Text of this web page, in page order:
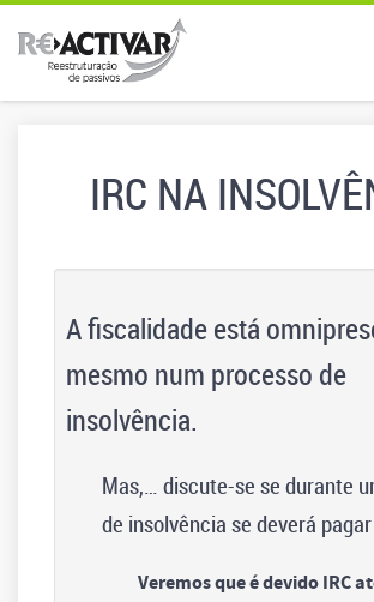
IRC NA
A fiscalidade está
mesmo num processo de
insolvência.
Mas,… discute-se se durante
de insolvência se deverá
Veremos que é devido IRC